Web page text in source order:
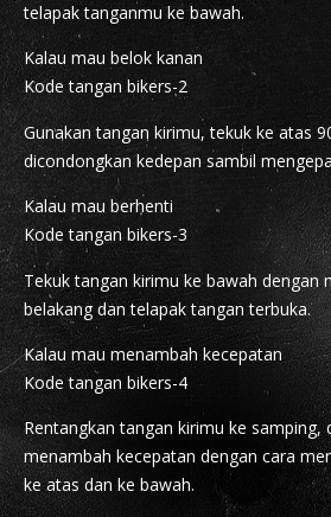
telapak tanganmu ke bawah.
Kalau mau belok kanan
Kode tangan bikers-2
Gunakan tangan kirimu, tekuk ke atas
dicondongkan kedepan sambil
Kalau mau berhenti
Kode tangan bikers-3
Tekuk tangan kirimu ke bawah dengan
belakang dan telapak tangan terbuka.
Kalau mau menambah kecepatan
Kode tangan bikers-4
Rentangkan tangan kirimu ke samping,
menambah kecepatan dengan cara
ke atas dan ke bawah.